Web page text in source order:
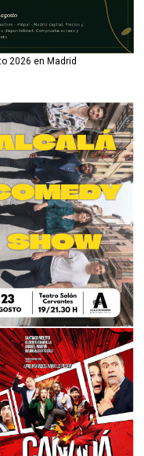
2026 en Madrid